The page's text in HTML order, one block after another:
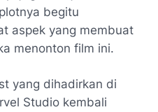
begitu
aspek yang membuat
menonton film ini.
yang dihadirkan di
Studio kembali